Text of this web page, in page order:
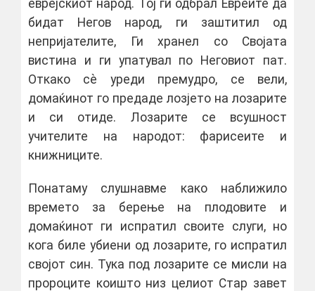
еврејскиот народ. Тој ги одбрал Евреите да
бидат Негов народ, ги заштитил од
непријателите, Ги хранел со Својата
вистина и ги упатувал по Неговиот пат.
Откако сѐ уреди премудро, се вели,
домаќинот го предаде лозјето на лозарите
и си отиде. Лозарите се всушност
учителите на народот: фарисеите и
книжниците.
Понатаму слушнавме како наближило
времето за берење на плодовите и
домаќинот ги испратил своите слуги, но
кога биле убиени од лозарите, го испратил
својот син. Тука под лозарите се мисли на
пророците коишто низ целиот Стар завет